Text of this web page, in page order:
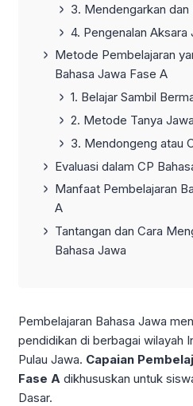
3. Mendengarkan dan
4. Pengenalan Aksara
Metode Pembelajaran
Bahasa Jawa Fase A
1. Belajar Sambil
2. Metode Tanya
3. Mendongeng atau
Evaluasi dalam CP
Manfaat Pembelajaran
A
Tantangan dan Cara
Bahasa Jawa
Pembelajaran Bahasa Jawa
pendidikan di berbagai wilayah
Pulau Jawa. Capaian
Fase A dikhususkan untuk
Dasar.